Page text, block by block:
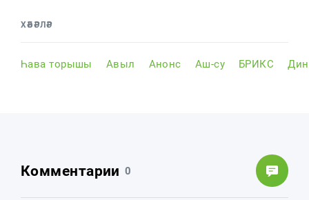
ХӘБӘРЛӘР
Һава торышы Авыл Анонс Аш-су БРИКС Дин
Комментарии 0